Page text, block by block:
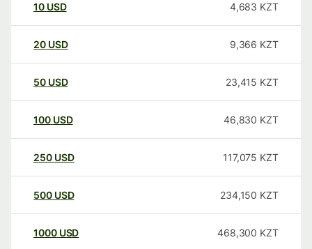
10 USD 4,683 KZT
20 USD 9,366 KZT
50 USD 23,415 KZT
100 USD 46,830 KZT
250 USD 117,075 KZT
500 USD 234,150 KZT
1000 USD 468,300 KZT